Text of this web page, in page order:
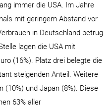
immer die USA. Im Jahre
mit geringem Abstand vor
in Deutschland betrug
lagen die USA mit
(16%). Platz drei belegte die
steigenden Anteil. Weitere
(10%) und Japan (8%). Diese
63% aller